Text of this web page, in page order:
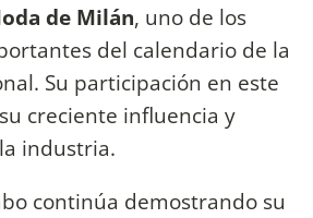
de Milán, uno de los
del calendario de la
Su participación en este
creciente influencia y
industria.
continúa demostrando su